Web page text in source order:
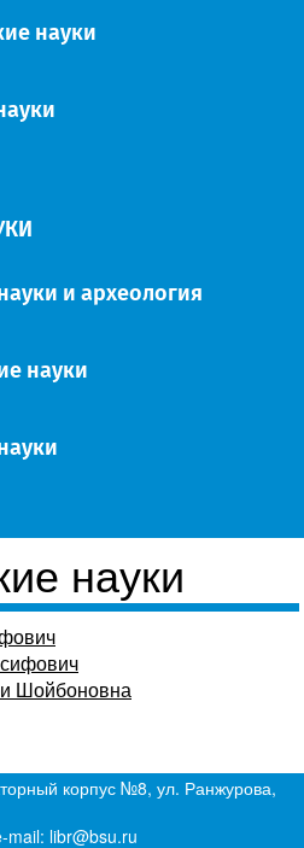
науки
и археология
науки
науки
Шойбоновна
корпус №8, ул. Ранжурова,
libr@bsu.ru